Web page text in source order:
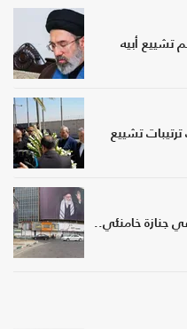
تشييع أبيه
ترتيبات تشييع
شخص في جنازة خامنئي..